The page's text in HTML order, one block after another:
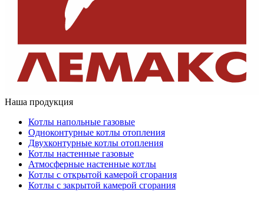
Наша продукция
Котлы напольные газовые
Одноконтурные котлы отопления
Двухконтурные котлы отопления
Котлы настенные газовые
Атмосферные настенные котлы
Котлы с открытой камерой сгорания
Котлы с закрытой камерой сгорания